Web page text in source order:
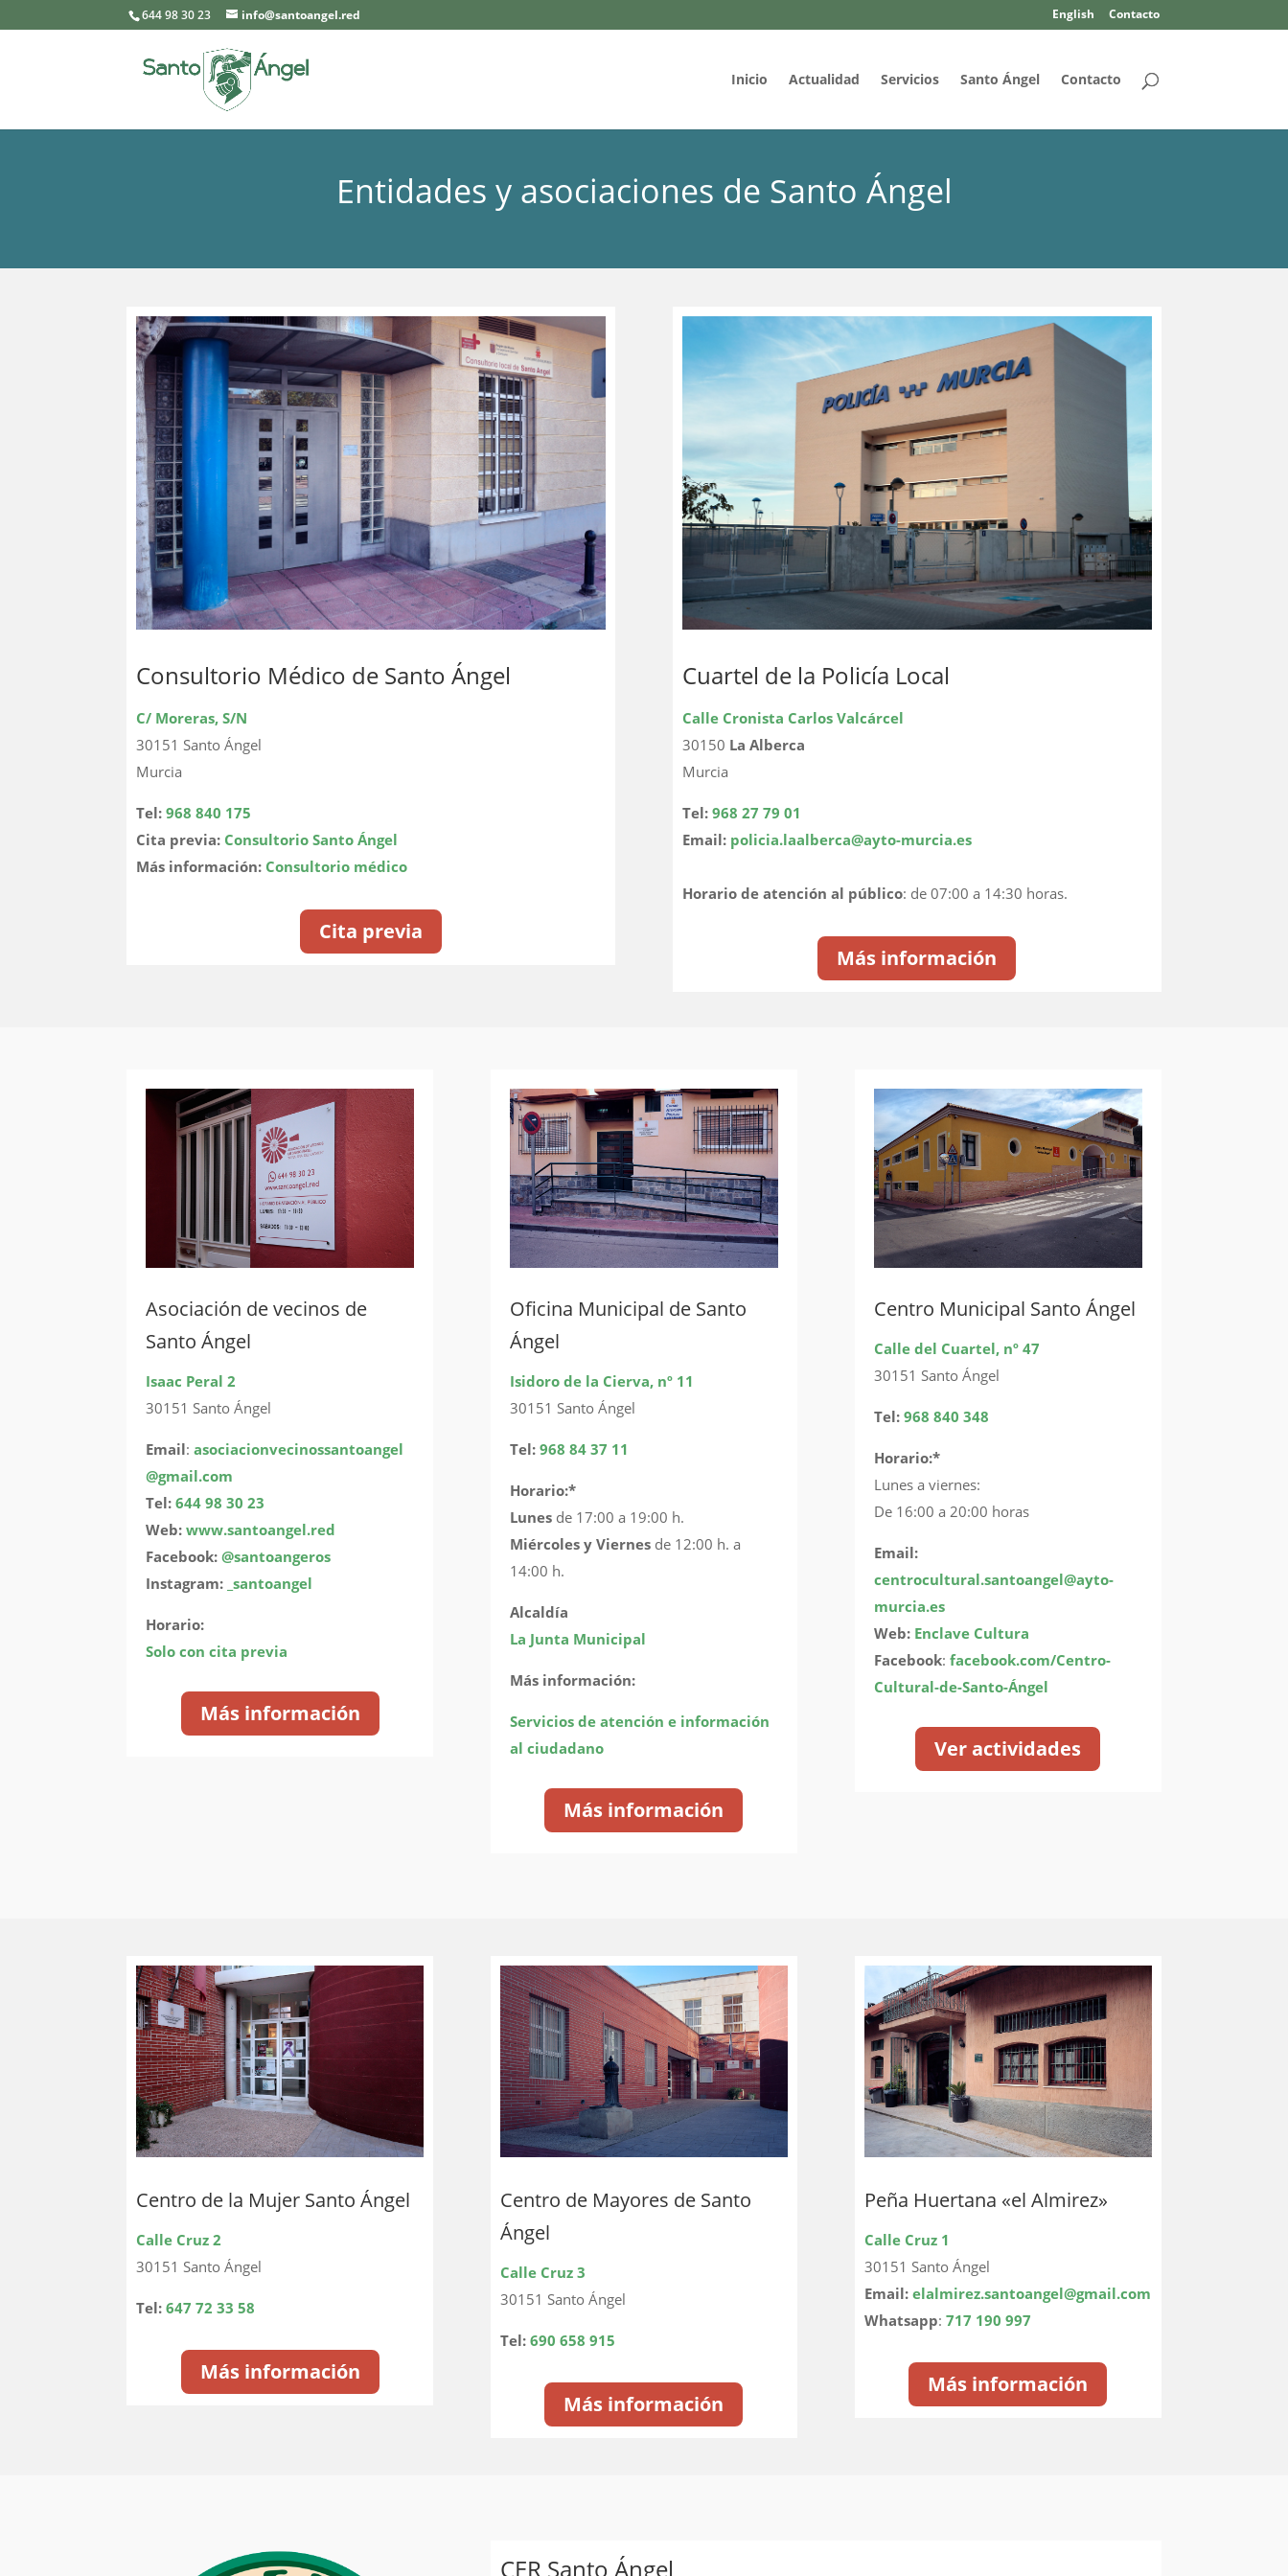
644 98 30 23 info@santoangel.red English Contacto
Inicio Actualidad Servicios Santo Ángel Contacto
Entidades y asociaciones de Santo Ángel
Consultorio Médico de Santo Ángel
C/ Moreras, S/N
30151 Santo Ángel
Murcia
Tel: 968 840 175
Cita previa: Consultorio Santo Ángel
Más información: Consultorio médico
Cita previa
Cuartel de la Policía Local
Calle Cronista Carlos Valcárcel
30150 La Alberca
Murcia
Tel: 968 27 79 01
Email: policia.laalberca@ayto-murcia.es
Horario de atención al público: de 07:00 a 14:30 horas.
Más información
Asociación de vecinos de
Santo Ángel
Isaac Peral 2
30151 Santo Ángel
Email: asociacionvecinossantoangel
@gmail.com
Tel: 644 98 30 23
Web: www.santoangel.red
Facebook: @santoangeros
Instagram: _santoangel
Horario:
Solo con cita previa
Más información
Oficina Municipal de Santo
Ángel
Isidoro de la Cierva, nº 11
30151 Santo Ángel
Tel: 968 84 37 11
Horario:*
Lunesde 17:00 a 19:00 h.
Miércoles y Viernesde 12:00 h. a
14:00 h.
Alcaldía
La Junta Municipal
Más información:
Servicios de atención e información
al ciudadano
Más información
Centro Municipal Santo Ángel
Calle del Cuartel, nº 47
30151 Santo Ángel
Tel: 968 840 348
Horario:*
Lunes a viernes:
De 16:00 a 20:00 horas
Email:
centrocultural.santoangel@ayto-
murcia.es
Web: Enclave Cultura
Facebook: facebook.com/Centro-
Cultural-de-Santo-Ángel
Ver actividades
Centro de la Mujer Santo Ángel
Calle Cruz 2
30151 Santo Ángel
Tel: 647 72 33 58
Más información
Centro de Mayores de Santo
Ángel
Calle Cruz 3
30151 Santo Ángel
Tel: 690 658 915
Más información
Peña Huertana «el Almirez»
Calle Cruz 1
30151 Santo Ángel
Email: elalmirez.santoangel@gmail.com
Whatsapp: 717 190 997
Más información
CER Santo Ángel